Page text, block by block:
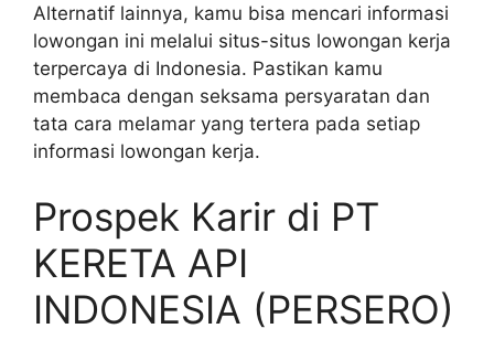
Alternatif lainnya, kamu bisa mencari informasi
lowongan ini melalui situs-situs lowongan kerja
terpercaya di Indonesia. Pastikan kamu
membaca dengan seksama persyaratan dan
tata cara melamar yang tertera pada setiap
informasi lowongan kerja.
Prospek Karir di PT
KERETA API
INDONESIA (PERSERO)